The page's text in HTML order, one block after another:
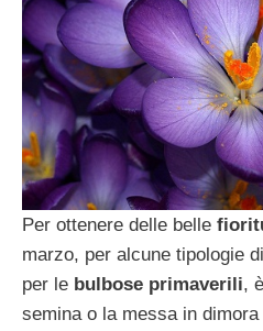
Per ottenere delle belle
marzo, per alcune tipologie di
per le bulbose primaverili,
semina o la messa in